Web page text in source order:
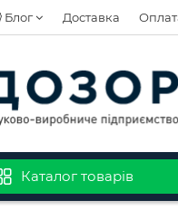
Блог Доставка
Каталог товарів